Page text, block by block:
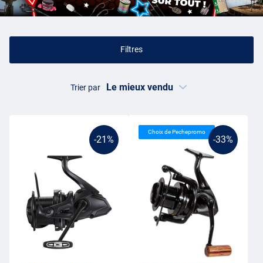
moulinet carpe, la récupération est élevée, ce qui garantit que vous
Moulinet carpe débrayable
a fait une véritable percée dans les moulinets carpe en
bobine en un seul clic. Cela permet à la carpe de simplement tirer la
le détecteur de touchesest activée. Dès que le
pêcheur prend la canne et commence à tourner la manivelle, le
débrayage se ferme et vous pouvez immédiatement combattre le
poisson sur un frein correctement ajusté. Une vraie aubaine pour la
pêche statique à la carpe ! D’autres marques appellent ces
moulinets des moulinets free-running plutôt que débrayables.
Acheter des moulinets carpe
Lorsque vous pêchez la carpe, vous ne pouvez pas vous passer
Filtres
Trier par
-21% -33%
Choix de Pechepromo